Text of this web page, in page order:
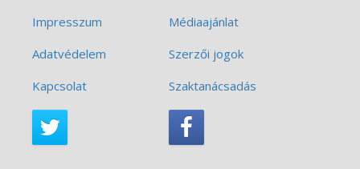
Impresszum
Médiaajánlat
Adatvédelem
Szerzői jogok
Kapcsolat
Szaktanácsadás